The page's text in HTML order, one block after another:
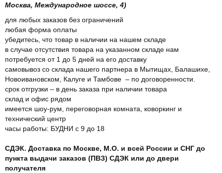
Москва, Международное шоссе, 4)
для любых заказов без ограничений
любая форма оплаты
убедитесь, что товар в наличии на нашем складе
в случае отсутствия товара на указанном складе нам
потребуется от 1 до 5 дней на его доставку
самовывоз со склада нашего партнера в Мытищах, Балашихе,
Новоивановском, Калуге и Тамбове – по договоренности.
срок отгрузки – в день заказа при наличии товара
склад и офис рядом
имеется шоу-рум, переговорная комната, коворкинг и
технический центр
часы работы: БУДНИ с 9 до 18
СДЭК. Доставка по Москве, М.О. и всей России и СНГ до
пункта выдачи заказов (ПВЗ) СДЭК или до двери
получателя